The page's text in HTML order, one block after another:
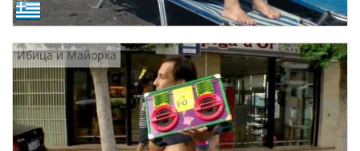
Ибица и Майорка